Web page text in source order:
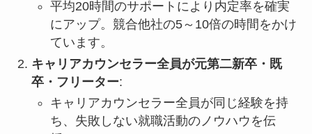
平均20時間のサポートにより内定率を確実
にアップ。競合他社の5～10倍の時間をかけ
ています。
キャリアカウンセラー全員が元第二新卒・既
卒・フリーター:
キャリアカウンセラー全員が同じ経験を持
ち、失敗しない就職活動のノウハウを伝